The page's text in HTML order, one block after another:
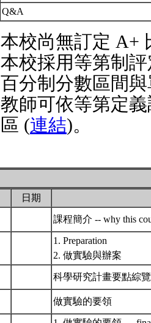
Q&A
本校尚無訂定 A+
本校採用等第制
百分制分數區間
教師可依等第定
區 (連結)。
日期
課程簡介 -- why this
1. Preparation
2. 做實驗與辦案
科學研究計畫要點綜
做實驗的要領